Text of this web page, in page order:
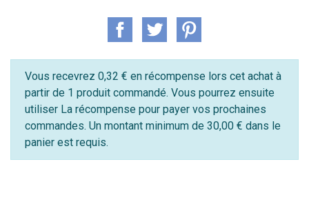
Vous recevrez 0,32 € en récompense lors cet achat à
partir de 1 produit commandé. Vous pourrez ensuite
utiliser La récompense pour payer vos prochaines
commandes. Un montant minimum de 30,00 € dans le
panier est requis.